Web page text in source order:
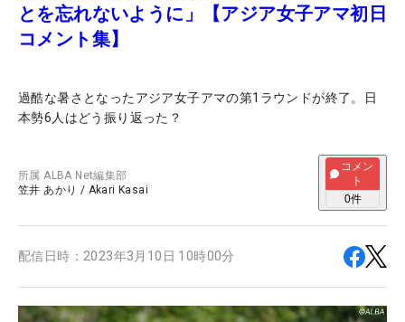
とを忘れないように」【アジア女子アマ初日
コメント集】
過酷な暑さとなったアジア女子アマの第1ラウンドが終了。日
本勢6人はどう振り返った？
所属ALBA Net編集部
笠井 あかり / Akari Kasai
コメン
ト
0件
配信日時： 2023年3月10日 10時00分